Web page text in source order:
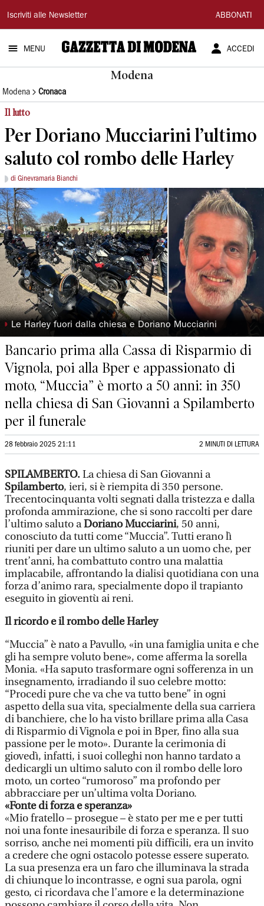
Gazzetta
di
Modena
Iscriviti alle Newsletter ABBONATI
MENU ACCEDI
Modena
Modena Cronaca
Il lutto
Per Doriano Mucciarini l’ultimo
saluto col rombo delle Harley
di Ginevramaria Bianchi
◗ Le Harley fuori dalla chiesa e Doriano Mucciarini
Bancario prima alla Cassa di Risparmio di
Vignola, poi alla Bper e appassionato di
moto, “Muccia” è morto a 50 anni: in 350
nella chiesa di San Giovanni a Spilamberto
per il funerale
28 febbraio 2025 21:11 2 MINUTI DI LETTURA
SPILAMBERTO.La chiesa di San Giovanni a
Spilamberto, ieri, si è riempita di 350 persone.
Trecentocinquanta volti segnati dalla tristezza e dalla
profonda ammirazione, che si sono raccolti per dare
l’ultimo saluto aDoriano Mucciarini, 50 anni,
conosciuto da tutti come “Muccia”. Tutti erano lì
riuniti per dare un ultimo saluto a un uomo che, per
trent’anni, ha combattuto contro una malattia
implacabile, affrontando la dialisi quotidiana con una
forza d’animo rara, specialmente dopo il trapianto
eseguito in gioventù ai reni.
Il ricordo e il rombo delle Harley
“Muccia” è nato a Pavullo, «in una famiglia unita e che
gli ha sempre voluto bene», come afferma la sorella
Monia. «Ha saputo trasformare ogni sofferenza in un
insegnamento, irradiando il suo celebre motto:
“Procedi pure che va che va tutto bene” in ogni
aspetto della sua vita, specialmente della sua carriera
di banchiere, che lo ha visto brillare prima alla Casa
di Risparmio di Vignola e poi in Bper, fino alla sua
passione per le moto». Durante la cerimonia di
giovedì, infatti, i suoi colleghi non hanno tardato a
dedicargli un ultimo saluto con il rombo delle loro
moto, un corteo “rumoroso” ma profondo per
abbracciare per un’ultima volta Doriano.
«Fonte di forza e speranza»
«Mio fratello – prosegue – è stato per me e per tutti
noi una fonte inesauribile di forza e speranza. Il suo
sorriso, anche nei momenti più difficili, era un invito
a credere che ogni ostacolo potesse essere superato.
La sua presenza era un faro che illuminava la strada
di chiunque lo incontrasse, e ogni sua parola, ogni
gesto, ci ricordava che l’amore e la determinazione